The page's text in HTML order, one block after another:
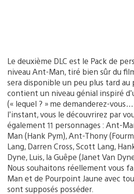
Le deuxième DLC est le Pack de
niveau Ant-Man, tiré bien sûr du
sera disponible un peu plus tard au
contient un niveau génial inspiré
(« lequel ? » me demanderez-
l’instant, vous le découvrirez par
également 11 personnages : Ant-
Man (Hank Pym), Ant-Thony
Lang, Darren Cross, Scott Lang,
Dyne, Luis, la Guêpe (Janet Van
Nous souhaitons réellement vous
Man et de Pourpoint Jaune avec
sont supposés posséder.